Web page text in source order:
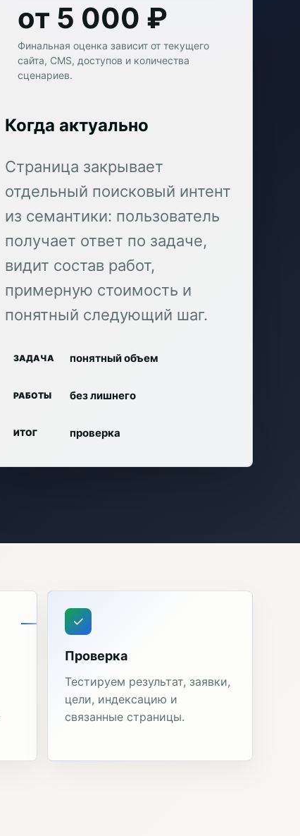
от 5 000 ₽
Финальная оценка зависит от текущего
сайта, CMS, доступов и количества
сценариев.
Когда актуально
Страница закрывает
отдельный поисковый интент
из семантики: пользователь
получает ответ по задаче,
видит состав работ,
примерную стоимость и
понятный следующий шаг.
ЗАДАЧА понятный объем
РАБОТЫ без лишнего
ИТОГ проверка
Проверка
Тестируем результат, заявки,
цели, индексацию и
связанные страницы.